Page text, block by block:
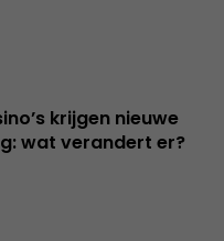
krijgen nieuwe
wat verandert er?